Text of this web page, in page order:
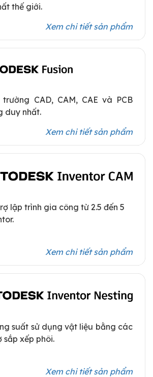
thế giới.
Xem chi tiết sản phẩm
CAD, CAM, CAE và PCB
duy nhất.
Xem chi tiết sản phẩm
lập trình gia công từ 2.5 đến 5
Xem chi tiết sản phẩm
suất sử dụng vật liệu bằng các
sắp xếp phôi.
Xem chi tiết sản phẩm